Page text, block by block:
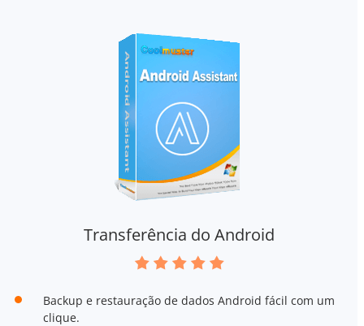
Transferência do Android
Backup e restauração de dados Android fácil com um
clique.